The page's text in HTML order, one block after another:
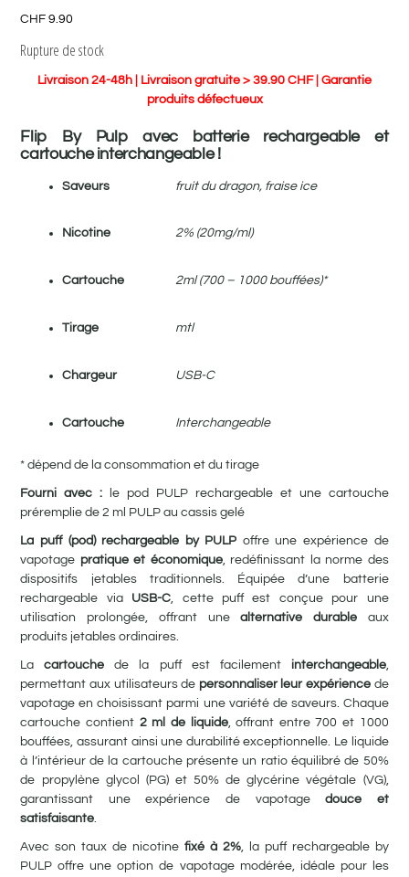
CHF 9.90
Rupture de stock
Livraison 24-48h | Livraison gratuite > 39.90 CHF | Garantie
produits défectueux
Flip By Pulp avec batterie rechargeable et
cartouche interchangeable !
Saveurs fruit du dragon, fraise ice
Nicotine 2% (20mg/ml)
Cartouche 2ml (700 – 1000 bouffées)*
Tirage mtl
Chargeur USB-C
Cartouche Interchangeable
* dépend de la consommation et du tirage
Fourni avec : le pod PULP rechargeable et une cartouche
préremplie de 2 ml PULP au cassis gelé
La puff (pod) rechargeable by PULP offre une expérience de
vapotage pratique et économique, redéfinissant la norme des
dispositifs jetables traditionnels. Équipée d’une batterie
rechargeable viaUSB-C , cette puff est conçue pour une
utilisation prolongée, offrant unealternative durableaux
produits jetables ordinaires.
Lacartouche de la puff est facilementinterchangeable,
permettant aux utilisateurs de personnaliser leur expérience de
vapotage en choisissant parmi une variété de saveurs. Chaque
cartouche contient 2 ml de liquide, offrant entre 700 et 1000
bouffées, assurant ainsi une durabilité exceptionnelle. Le liquide
à l’intérieur de la cartouche présente un ratio équilibré de 50%
de propylène glycol (PG) et 50% de glycérine végétale (VG),
garantissant une expérience de vapotagedouce et
satisfaisante
Avec son taux de nicotinefixé à 2%, la puff rechargeable by
PULP offre une option de vapotage modérée, idéale pour les